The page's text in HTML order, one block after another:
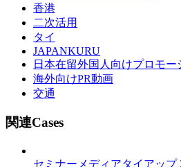
香港
二次活用
タイ
JAPANKURU
日本在留外国人向けプロモー
海外向けPR動画
交通
関連Cases
セミナー メディアタイアップ